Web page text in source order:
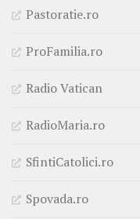
Pastoratie.ro
ProFamilia.ro
Radio Vatican
RadioMaria.ro
SfintiCatolici.ro
Spovada.ro